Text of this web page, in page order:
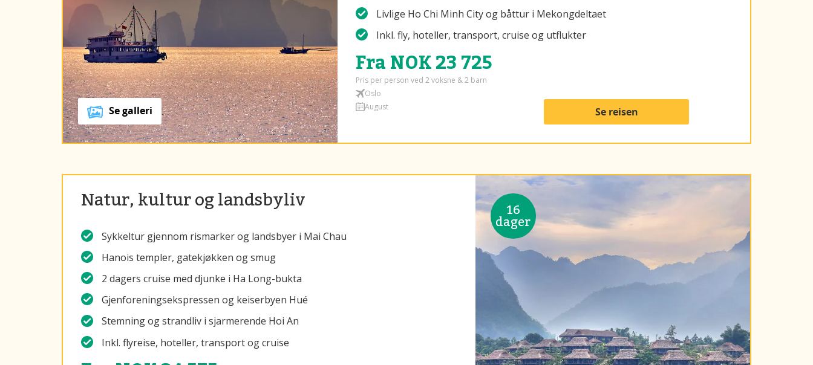
Se galleri
Livlige Ho Chi Minh City og båttur i Mekongdeltaet
Inkl. fly, hoteller, transport, cruise og utflukter
Fra NOK 23 725
Pris per person ved 2 voksne & 2 barn
Oslo
August
Se reisen
16
dager
Natur, kultur og landsbyliv
Sykkeltur gjennom rismarker og landsbyer i Mai Chau
Hanois templer, gatekjøkken og smug
2 dagers cruise med djunke i Ha Long-bukta
Gjenforeningsekspressen og keiserbyen Hué
Stemning og strandliv i sjarmerende Hoi An
Inkl. flyreise, hoteller, transport og cruise